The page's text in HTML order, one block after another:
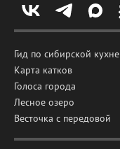
Гид по сибирской кухне
Карта катков
Голоса города
Лесное озеро
Весточка с передовой